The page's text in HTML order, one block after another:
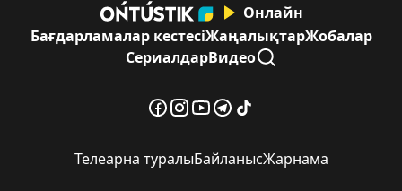
Онлайн
Бағдарламалар кестесіЖаңалықтарЖобалар
СериалдарВидео
Телеарна туралыБайланысЖарнама